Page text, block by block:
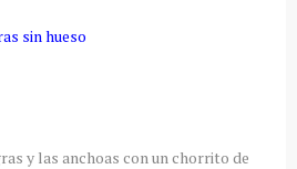
sin hueso
y las anchoas con un chorrito de